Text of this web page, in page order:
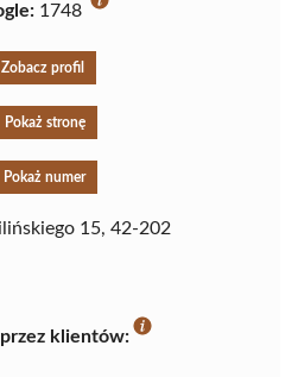
1748
Zobacz profil
Pokaż stronę
Pokaż numer
15, 42-202
klientów: